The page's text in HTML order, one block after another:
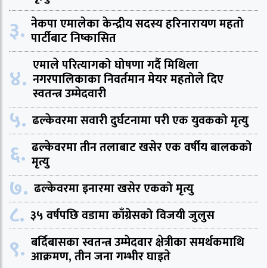
३. नेकपा एमालेका केन्द्रीय सदस्य हरिनारायण महतो
पार्टीबाट निष्कासित
४. एमाले परित्यागको घोषणा गर्दै मिथिला
नगरपालिकाका निवर्तमान मेयर महतोले दिए
स्वतन्त्र उम्मेदवारी
५. ढल्केवरमा सवारी दुर्घटनामा परी एक युवकको मृत्यु
६. ढल्केवरमा तीन तलाबाट खसेर एक वर्षीय बालकको
मृत्यु
७. ढल्केवरमा इनारमा खसेर एकको मृत्यु
८. ३५ वर्षपछि वडामा काँग्रेसको विजयी जुलुस
९. बर्दिबासका स्वतन्त्र उम्मेदवार क्षेत्रीका समर्थकमाथि
आक्रमण, तीन जना गम्भीर घाइते